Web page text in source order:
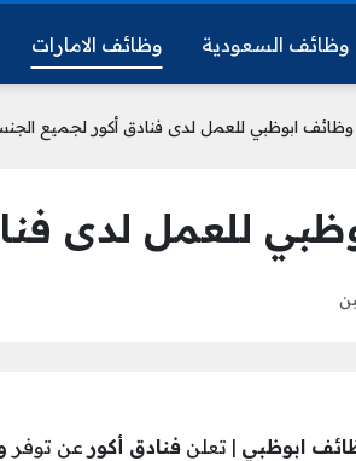
وظائف السعودية وظائف الامارات
وظائف ابوظبي للعمل لدى فنادق أكور لجميع
للعمل لدى
ابوظبي | تعلن فنادق أكور عن توفر